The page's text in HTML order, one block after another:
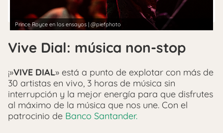
Prince Royce en los ensayos | @piefphoto
Vive Dial: música non-stop
¡»VIVE DIAL» está a punto de explotar con más de
30 artistas en vivo, 3 horas de música sin
interrupción y la mejor energía para que disfrutes
al máximo de la música que nos une. Con el
patrocinio de Banco Santander.